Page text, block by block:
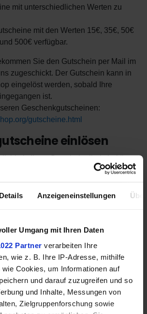
Details Anzeigeneinstellungen
Umgang mit Ihren Daten
Partner verarbeiten Ihre
wie z. B. Ihre IP-Adresse, mithilfe
wie Cookies, um Informationen auf
und darauf zuzugreifen und so
und Inhalte, Messungen von
Zielgruppenforschung sowie
mit unterschiedlichen Werten zu
mit den Werten 15€, 35€, 50€
500€ verfügbar.
Sie den Gutschein per Mail im
zugeschickt. Der Gutschein kann in
eingelöst werden, sobald Ihre
ist.
Geschenkgutscheinen:
gutscheine.html
einlösen
Ihren Gutschein direkt bei Ihrer
Tragen Sie dazu den
ein und klicken Sie
können mehrere Gutscheine bei einer
Gutscheincodes rückgängig zu machen,
rechts neben dem Code.
Gutscheincode